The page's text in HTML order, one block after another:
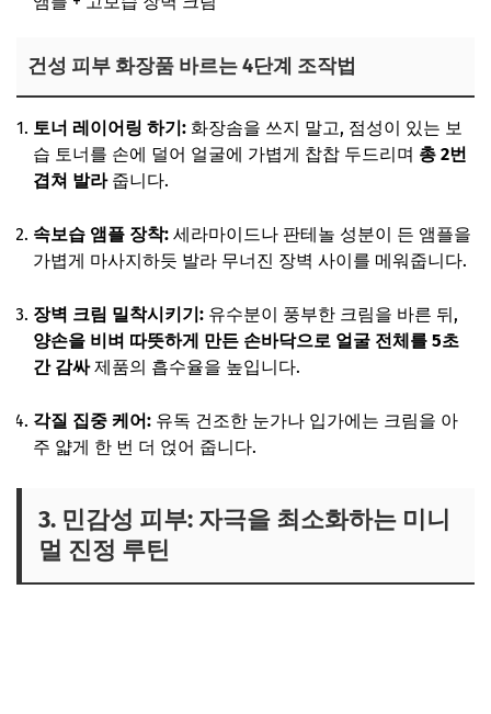
건성 피부 화장품 바르는 4단계 조작법
토너 레이어링 하기: 화장솜을 쓰지 말고, 점성이 있는 보
습 토너를 손에 덜어 얼굴에 가볍게 찹찹 두드리며 총 2번
겹쳐 발라줍니다.
속보습 앰플 장착: 세라마이드나 판테놀 성분이 든 앰플을
가볍게 마사지하듯 발라 무너진 장벽 사이를 메워줍니다.
장벽 크림 밀착시키기: 유수분이 풍부한 크림을 바른 뒤,
양손을 비벼 따뜻하게 만든 손바닥으로 얼굴 전체를 5초
간 감싸제품의 흡수율을 높입니다.
각질 집중 케어: 유독 건조한 눈가나 입가에는 크림을 아
주 얇게 한 번 더 얹어 줍니다.
3. 민감성 피부: 자극을 최소화하는 미니
멀 진정 루틴